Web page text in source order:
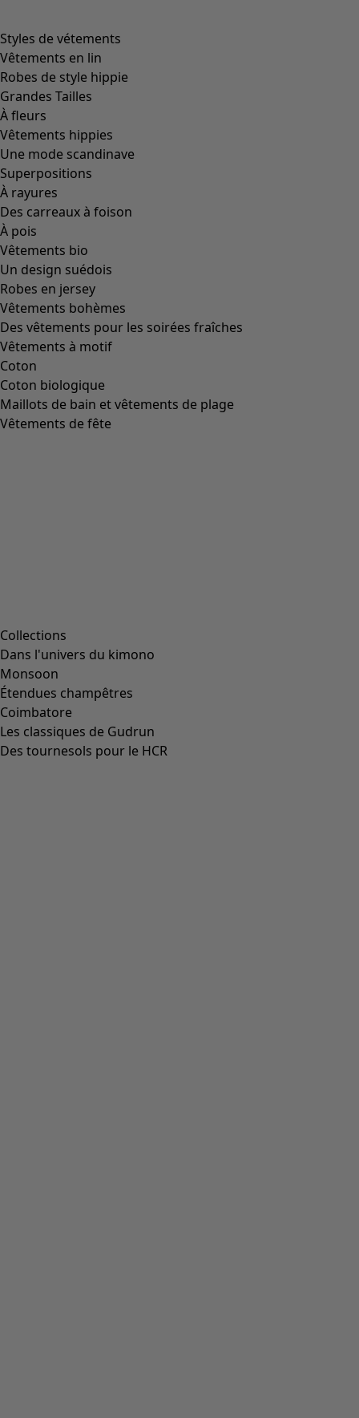
Styles de vétements
Vêtements en lin
Robes de style hippie
Grandes Tailles
À fleurs
Vêtements hippies
Une mode scandinave
Superpositions
À rayures
Des carreaux à foison
À pois
Vêtements bio
Un design suédois
Robes en jersey
Vêtements bohèmes
Des vêtements pour les soirées fraîches
Vêtements à motif
Coton
Coton biologique
Maillots de bain et vêtements de plage
Vêtements de fête
Collections
Dans l'univers du kimono
Monsoon
Étendues champêtres
Coimbatore
Les classiques de Gudrun
Des tournesols pour le HCR